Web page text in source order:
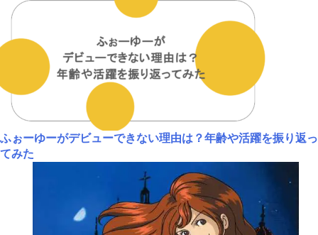
ふぉーゆーがデビューできない理由は？年齢や活躍を振り返っ
てみた